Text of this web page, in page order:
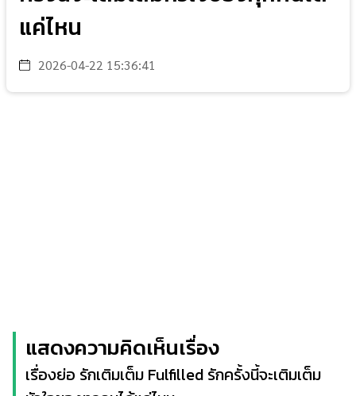
แค่ไหน
2026-04-22 15:36:41
แสดงความคิดเห็นเรื่อง
เรื่องย่อ รักเติมเต็ม Fulfilled รักครั้งนี้จะเติมเต็ม